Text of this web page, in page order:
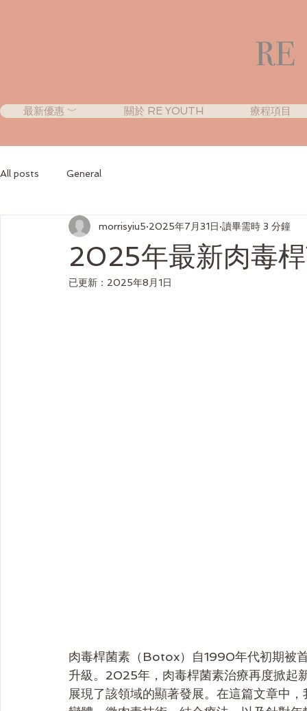
最新優惠 ﹀ 關於 RE YOUTH 療程項目
All posts General
2025年最新肉毒
morrisyiu5 2025年7月31日 讀畢需時 3 分鐘
已更新： 2025年8月1日
肉毒桿菌素（Botox）自1990年代初期被
升級。2025年，肉毒桿菌素治療再度掀起
展現了該領域的顯著發展。在這篇文章中